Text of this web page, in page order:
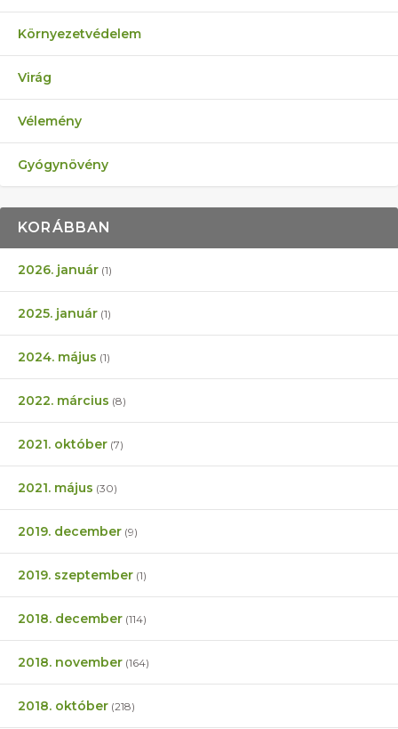
Környezetvédelem
Virág
Vélemény
Gyógynövény
KORÁBBAN
2026. január (1)
2025. január (1)
2024. május (1)
2022. március (8)
2021. október (7)
2021. május (30)
2019. december (9)
2019. szeptember (1)
2018. december (114)
2018. november (164)
2018. október (218)